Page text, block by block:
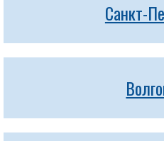
Санкт-